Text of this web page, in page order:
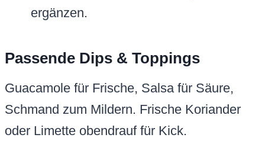
ergänzen.
Passende Dips & Toppings
Guacamole für Frische, Salsa für Säure,
Schmand zum Mildern. Frische Koriander
oder Limette obendrauf für Kick.